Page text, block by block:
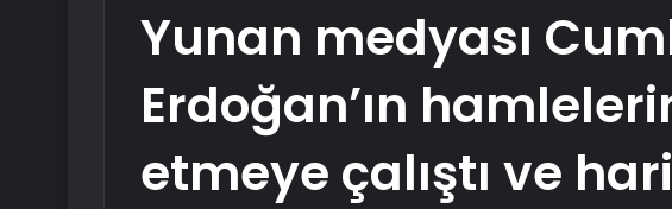
Yunan medyası
Erdoğan’ın
etmeye çalıştı ve